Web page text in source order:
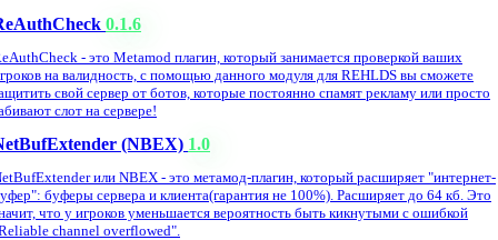
0.1.6
- это Metamod плагин, который занимается проверкой ваших
на валидность, с помощью данного модуля для REHLDS вы сможете
свой сервер от ботов, которые постоянно спамят рекламу или просто
слот на сервере!
(NBEX) 1.0
или NBEX - это метамод-плагин, который расширяет "интернет-
буферы сервера и клиента(гарантия не 100%). Расширяет до 64 кб. Это
что у игроков уменьшается вероятность быть кикнутыми с ошибкой
channel overflowed".